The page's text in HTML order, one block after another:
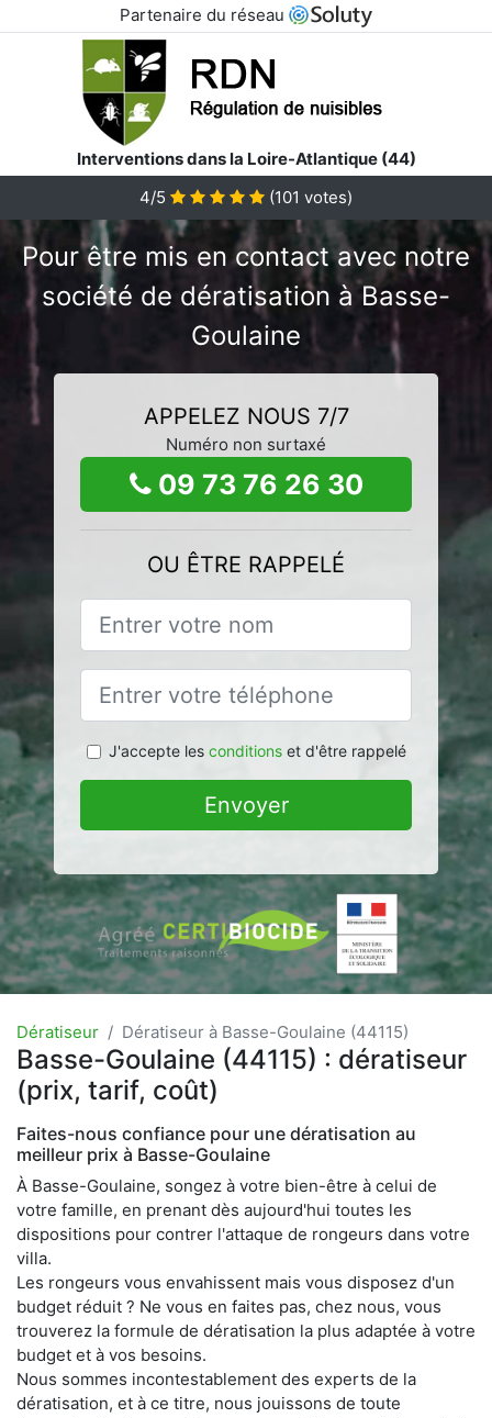
Partenaire du réseau
Interventions dans la Loire-Atlantique (44)
4/5
(101 votes)
Pour être mis en contact avec notre
société de dératisation à Basse-
Goulaine
APPELEZ NOUS 7/7
Numéro non surtaxé
09 73 76 26 30
OU ÊTRE RAPPELÉ
J'accepte les conditionset d'être rappelé
Envoyer
Dératiseur Dératiseur à Basse-Goulaine (44115)
Basse-Goulaine (44115) : dératiseur
(prix, tarif, coût)
Faites-nous confiance pour une dératisation au
meilleur prix à Basse-Goulaine
À Basse-Goulaine, songez à votre bien-être à celui de
votre famille, en prenant dès aujourd'hui toutes les
dispositions pour contrer l'attaque de rongeurs dans votre
villa.
Les rongeurs vous envahissent mais vous disposez d'un
budget réduit ? Ne vous en faites pas, chez nous, vous
trouverez la formule de dératisation la plus adaptée à votre
budget et à vos besoins.
Nous sommes incontestablement des experts de la
dératisation, et à ce titre, nous jouissons de toute